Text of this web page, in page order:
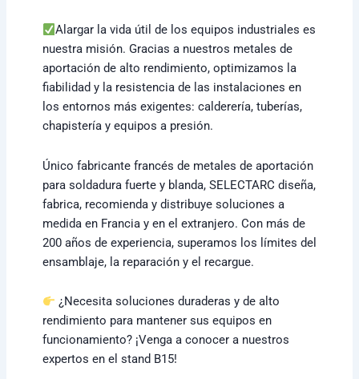
Alargar la vida útil de los equipos industriales es
nuestra misión. Gracias a nuestros metales de
aportación de alto rendimiento, optimizamos la
fiabilidad y la resistencia de las instalaciones en
los entornos más exigentes: calderería, tuberías,
chapistería y equipos a presión.
Único fabricante francés de metales de aportación
para soldadura fuerte y blanda, SELECTARC diseña,
fabrica, recomienda y distribuye soluciones a
medida en Francia y en el extranjero. Con más de
200 años de experiencia, superamos los límites del
ensamblaje, la reparación y el recargue.
¿Necesita soluciones duraderas y de alto
rendimiento para mantener sus equipos en
funcionamiento? ¡Venga a conocer a nuestros
expertos en el stand B15!